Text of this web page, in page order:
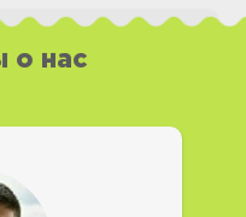
и необходимые
о нас